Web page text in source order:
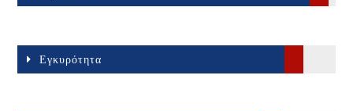
Εγκυρότητα